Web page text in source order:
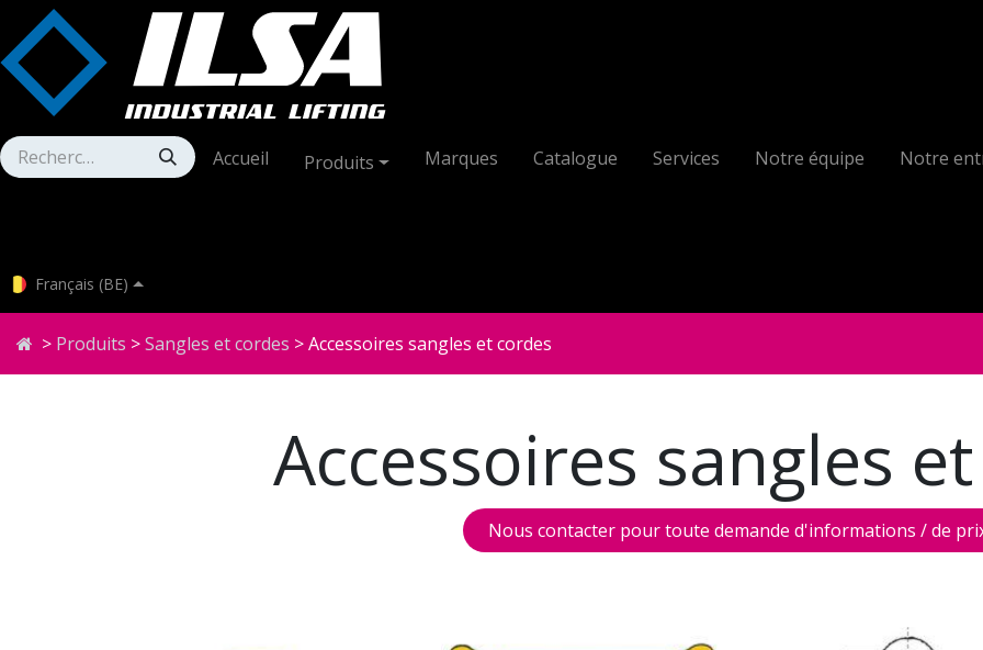
Se rendre au contenu
Accueil Produits Marques Catalogue Services Notre équipe Notre
Français (BE)
> Produits >Sangles et cordes > Accessoires sangles et cordes
Accessoires sangles
Nous contacter pour toute demande d'informations / de